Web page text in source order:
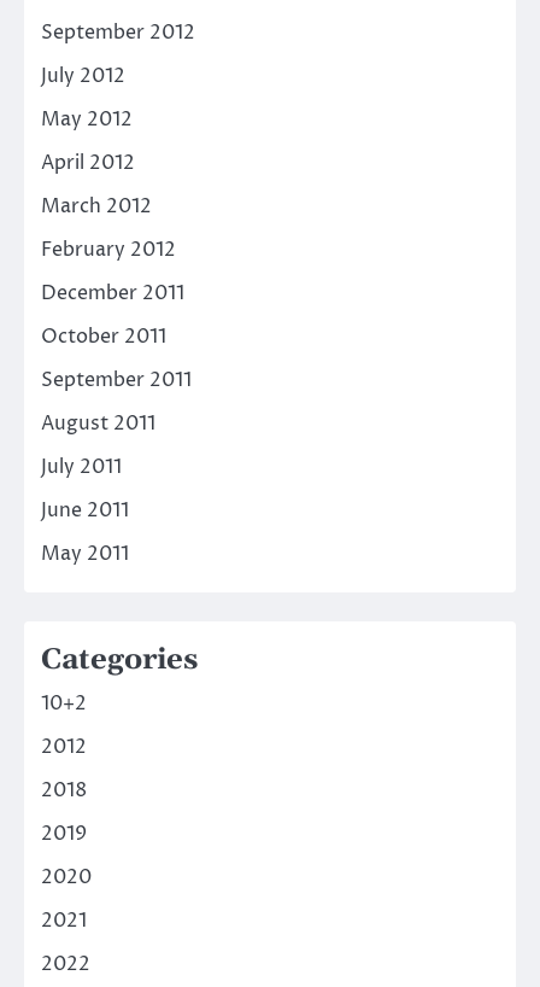
September 2012
July 2012
May 2012
April 2012
March 2012
February 2012
December 2011
October 2011
September 2011
August 2011
July 2011
June 2011
May 2011
Categories
10+2
2012
2018
2019
2020
2021
2022